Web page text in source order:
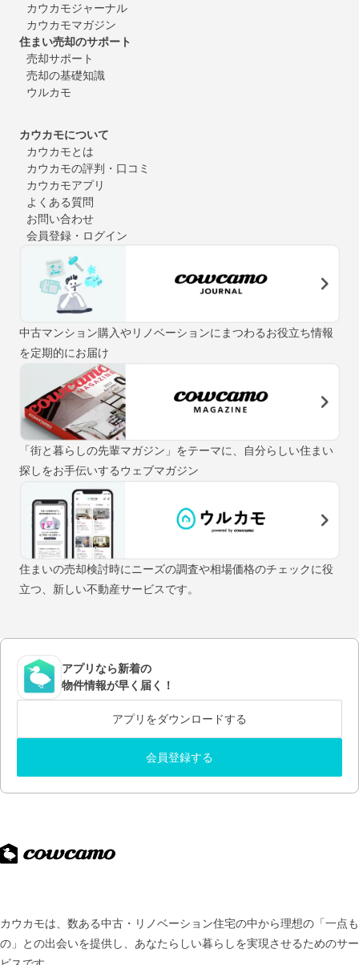
カウカモジャーナル
カウカモマガジン
住まい売却のサポート
売却サポート
売却の基礎知識
ウルカモ
カウカモについて
カウカモとは
カウカモの評判・口コミ
カウカモアプリ
よくある質問
お問い合わせ
会員登録・ログイン
中古マンション購入やリノベーションにまつわるお役立ち情報
を定期的にお届け
「街と暮らしの先輩マガジン」をテーマに、自分らしい住まい
探しをお手伝いするウェブマガジン
住まいの売却検討時にニーズの調査や相場価格のチェックに役
立つ、新しい不動産サービスです。
アプリなら新着の
物件情報が早く届く！
アプリをダウンロードする
会員登録する
カウカモは、数ある中古・リノベーション住宅の中から理想の「一点も
の」との出会いを提供し、 あなたらしい暮らしを実現させるためのサー